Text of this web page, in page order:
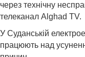
через технічну
телеканал Alghad TV.
У Суданській
працюють над